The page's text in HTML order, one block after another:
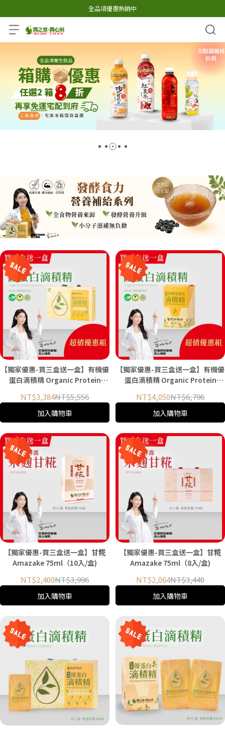
全品項優惠熱銷中
【獨家優惠-買三盒送一盒】有機優
蛋白滴積精 Organic Protein
NT$3,384NT$5,556
加入購物車
【獨家優惠-買三盒送一盒】有機優
蛋白滴積精 Organic Protein
NT$4,050NT$6,796
加入購物車
【獨家優惠-買三盒送一盒】甘糀
Amazake 75ml（10入/盒)
NT$2,400NT$3,996
加入購物車
【獨家優惠-買三盒送一盒】甘糀
Amazake 75ml（8入/盒)
NT$2,064NT$3,440
加入購物車